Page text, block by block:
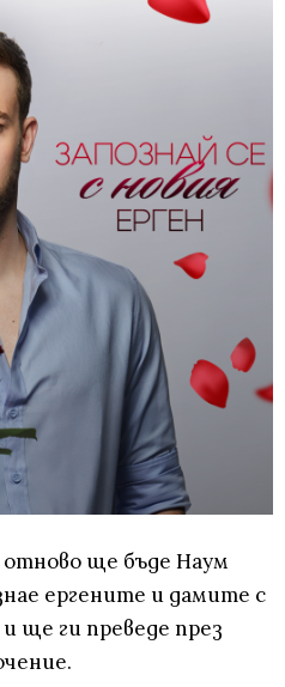
ще бъде Наум
ергените и дамите с
ще ги преведе през